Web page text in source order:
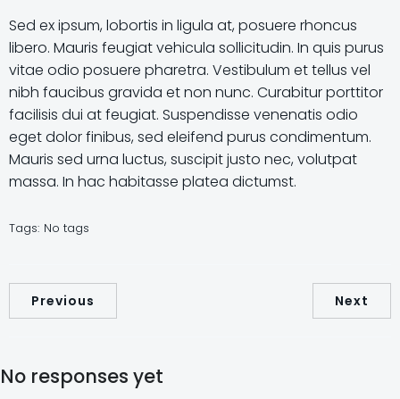
Sed ex ipsum, lobortis in ligula at, posuere rhoncus
libero. Mauris feugiat vehicula sollicitudin. In quis purus
vitae odio posuere pharetra. Vestibulum et tellus vel
nibh faucibus gravida et non nunc. Curabitur porttitor
facilisis dui at feugiat. Suspendisse venenatis odio
eget dolor finibus, sed eleifend purus condimentum.
Mauris sed urna luctus, suscipit justo nec, volutpat
massa. In hac habitasse platea dictumst.
Tags: No tags
Previous Next
No responses yet